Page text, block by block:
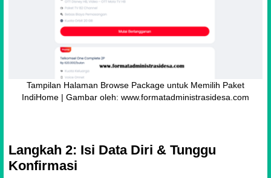
Tampilan Halaman Browse Package untuk Memilih Paket
IndiHome | Gambar oleh: www.formatadministrasidesa.com
Langkah 2: Isi Data Diri & Tunggu
Konfirmasi